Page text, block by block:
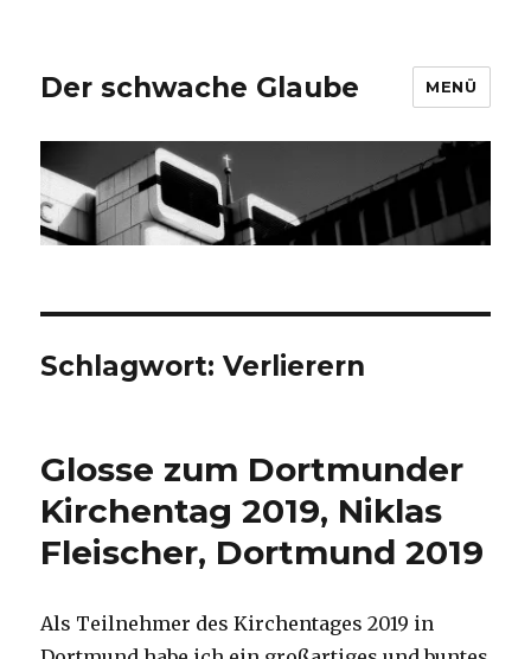
Der schwache Glaube MENÜ
Schlagwort:Verlierern
Glosse zum Dortmunder
Kirchentag 2019, Niklas
Fleischer, Dortmund 2019
Als Teilnehmer des Kirchentages 2019 in